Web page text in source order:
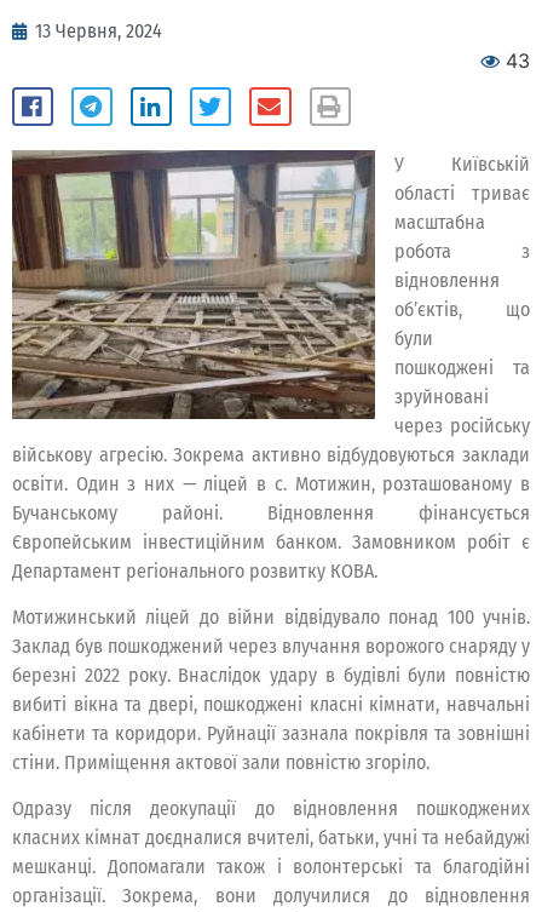
13 Червня, 2024
43
У Київській
області триває
масштабна
робота з
відновлення
об’єктів, що
були
пошкоджені та
зруйновані
через російську
військову агресію. Зокрема активно відбудовуються заклади
освіти. Один з них — ліцей в с. Мотижин, розташованому в
Бучанському районі. Відновлення фінансується
Європейським інвестиційним банком. Замовником робіт є
Департамент регіонального розвитку КОВА.
Мотижинський ліцей до війни відвідувало понад 100 учнів.
Заклад був пошкоджений через влучання ворожого снаряду у
березні 2022 року. Внаслідок удару в будівлі були повністю
вибиті вікна та двері, пошкоджені класні кімнати, навчальні
кабінети та коридори. Руйнації зазнала покрівля та зовнішні
стіни. Приміщення актової зали повністю згоріло.
Одразу після деокупації до відновлення пошкоджених
класних кімнат доєдналися вчителі, батьки, учні та небайдужі
мешканці. Допомагали також і волонтерські та благодійні
організації. Зокрема, вони долучилися до відновлення